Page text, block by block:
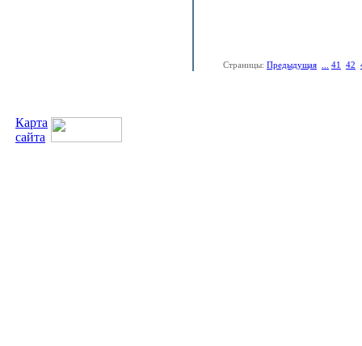
Страницы: Предыдущая 41 42
Карта
сайта